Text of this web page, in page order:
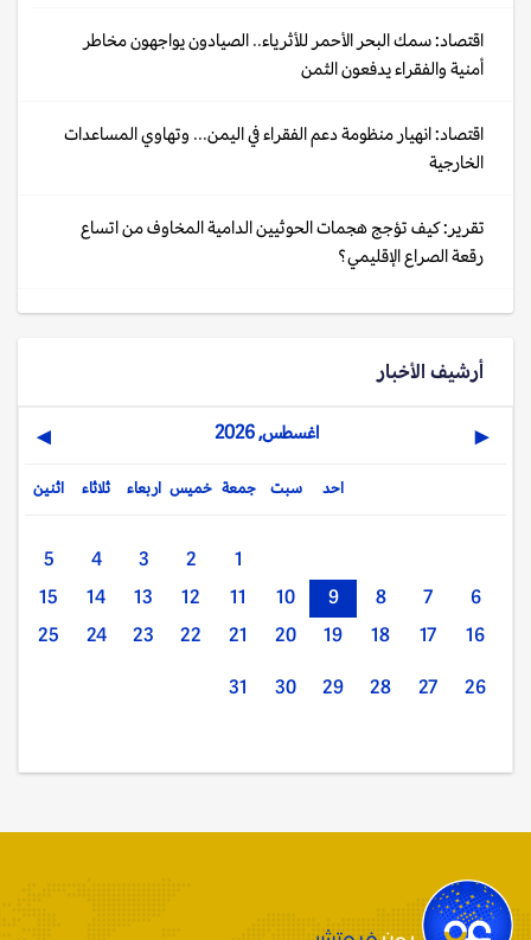
اقتصاد: سمك البحر الأحمر للأثرياء.. الصيادون يواجهون مخاطر
أمنية والفقراء يدفعون الثمن
اقتصاد: انهيار منظومة دعم الفقراء في اليمن... وتهاوي المساعدات
الخارجية
تقرير: كيف تؤجج هجمات الحوثيين الدامية المخاوف من اتساع
رقعة الصراع الإقليمي؟
أرشيف الأخبار
◀ اغسطس, 2026 ▶
اثنين ثلاثاء اربعاء خميس جمعة سبت احد
1
2
3
4
5
6
7
8
9
10
11
12
13
14
15
16
17
18
19
20
21
22
23
24
25
26
27
28
29
30
31